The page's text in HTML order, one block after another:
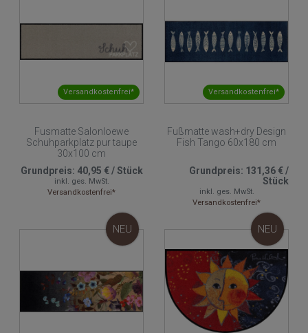
Versandkostenfrei*
Fusmatte Salonloewe
Schuhparkplatz pur taupe
30x100 cm
Grundpreis: 40,95 €/Stück
inkl. ges. MwSt.
Versandkostenfrei*
Versandkostenfrei*
Fußmatte wash+dry Design
Fish Tango 60x180 cm
Grundpreis: 131,36 €/
Stück
inkl. ges. MwSt.
Versandkostenfrei*
NEU NEU